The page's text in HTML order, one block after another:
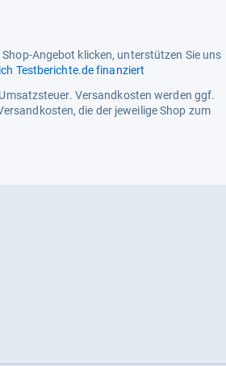
Angebot klicken, unterstützen Sie uns
Testberichte.de finanziert
Versandkosten werden ggf.
die der jeweilige Shop zum